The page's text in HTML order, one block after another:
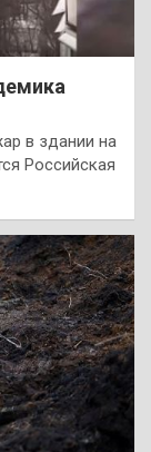
в здании на
Российская